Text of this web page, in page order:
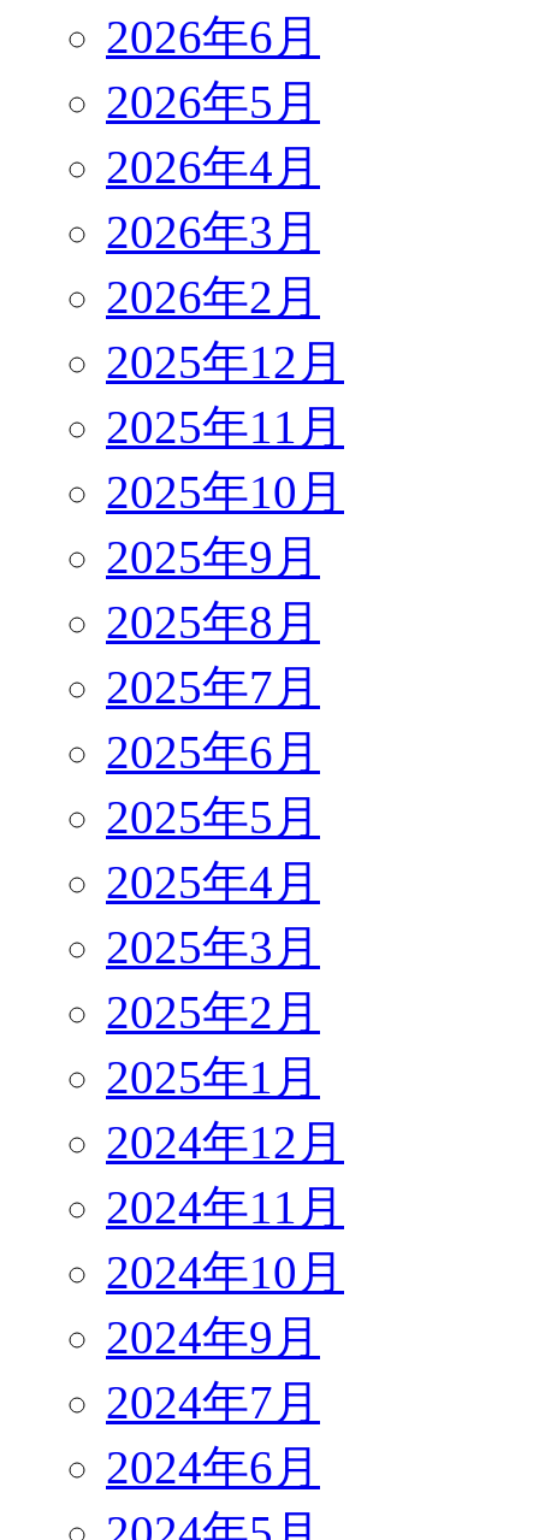
2026年6月
2026年5月
2026年4月
2026年3月
2026年2月
2025年12月
2025年11月
2025年10月
2025年9月
2025年8月
2025年7月
2025年6月
2025年5月
2025年4月
2025年3月
2025年2月
2025年1月
2024年12月
2024年11月
2024年10月
2024年9月
2024年7月
2024年6月